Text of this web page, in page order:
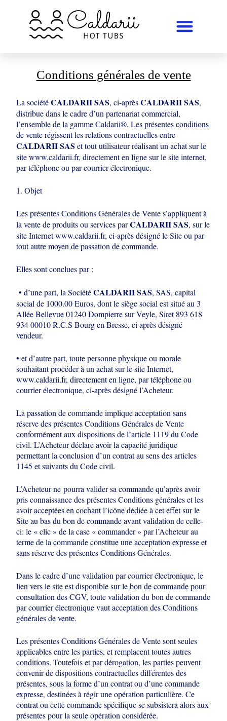
Conditions générales de vente
La sociétéCALDARIISAS, ci-aprèsCALDARII SAS,
distribue dans le cadre d’unpartenariat commercial,
l’ensemble de la gamme Caldarii®. Les présentes conditions
devente régissent les relations contractuelles entre
CALDARII SAS et tout utilisateurréalisant un achat sur le
site www.caldarii.fr, directement en ligne sur le site internet,
par téléphone ou par courrier électronique.
1. Objet
Les présentes Conditions Générales de Vente s’appliquent à
la vente deproduits ou services parCALDARII SAS, sur le
site Internet www.caldarii.fr,ci-après désigné le Site ou par
tout autre moyen de passation de commande.
Elles sont conclues par :
• d’une part, la SociétéCALDARII SAS, SAS, capital
social de 1000.00 Euros,dont le siège social est situé au 3
Allée Bellevue 01240 Dompierre sur Veyle, Siret893 618
934 00010 R.C.S Bourg en Bresse, ci après désigné
vendeur.
• et d’autre part, toute personne physique ou morale
souhaitant procéder à un achatsur le site Internet,
www.caldarii.fr, directement en ligne, par téléphone ou
courrier électronique, ci-après désigné l’Acheteur.
La passation de commande implique acceptation sans
réserve des présentesConditions Générales de Vente
conformément aux dispositions de l’article 1119 duCode
civil. L’Acheteur déclare avoir la capacité juridique
permettant la conclusiond’un contrat au sens des articles
1145 et suivants du Code civil.
L’Acheteur nepourra valider sa commande qu’après avoir
pris connaissance des présentesConditions générales et les
avoir acceptées en cochant l’icône dédiée à cet effetsur le
Site au bas du bon de commande avant validation de celle-
ci: le « clic » de lacase « commander » par l’Acheteur au
terme de la commande constitue uneacceptation expresse et
sans réserve des présentes Conditions Générales.
Dans lecadre d’une validation par courrier électronique, le
lien vers le site est disponible surle bon de commande pour
consultation des CGV, toute validation du bon decommande
par courrier électronique vaut acceptation des Conditions
générales devente.
Les présentes Conditions Générales de Vente sont seules
applicables entre lesparties, et remplacent toutes autres
conditions. Toutefois et par dérogation, lesparties peuvent
convenir de dispositions contractuelles différentes des
présentes,sous la forme d’un contrat ou d’une commande
expresse, destinées à régir uneopération particulière. Ce
contrat ou cette commande spécifique se subsistera alorsaux
présentes pour la seule opération considérée.